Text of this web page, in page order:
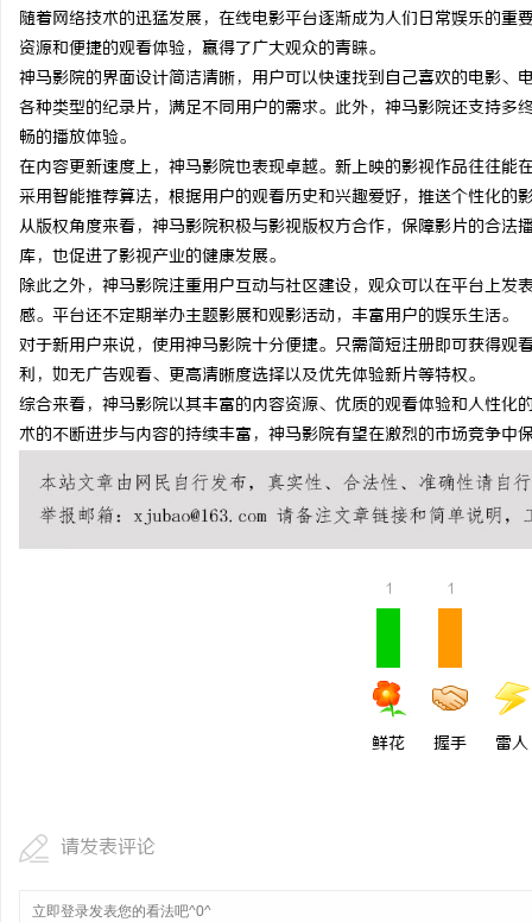
随着网络技术的迅猛发展，在线电影平台逐渐成为人们日常娱乐的重
资源和便捷的观看体验，赢得了广大观众的青睐。
神马影院的界面设计简洁清晰，用户可以快速找到自己喜欢的电影
各种类型的纪录片，满足不同用户的需求。此外，神马影院还支持
畅的播放体验。
在内容更新速度上，神马影院也表现卓越。新上映的影视作品往往
采用智能推荐算法，根据用户的观看历史和兴趣爱好，推送个性化的
从版权角度来看，神马影院积极与影视版权方合作，保障影片的合
库，也促进了影视产业的健康发展。
除此之外，神马影院注重用户互动与社区建设，观众可以在平台上
感。平台还不定期举办主题影展和观影活动，丰富用户的娱乐生活。
对于新用户来说，使用神马影院十分便捷。只需简短注册即可获得
利，如无广告观看、更高清晰度选择以及优先体验新片等特权。
综合来看，神马影院以其丰富的内容资源、优质的观看体验和人性
术的不断进步与内容的持续丰富，神马影院有望在激烈的市场竞争中
1
鲜花
1
握手 雷人
请发表评论
揭秘！专业充电桩项目
哪些行业秘诀？